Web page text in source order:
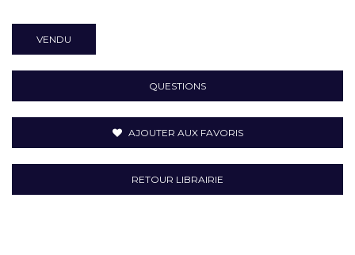
VENDU
QUESTIONS
AJOUTER AUX FAVORIS
RETOUR LIBRAIRIE